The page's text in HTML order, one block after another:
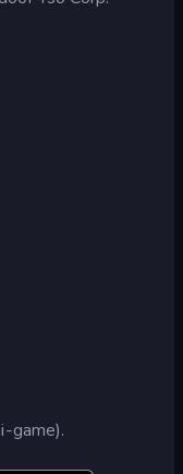
game).